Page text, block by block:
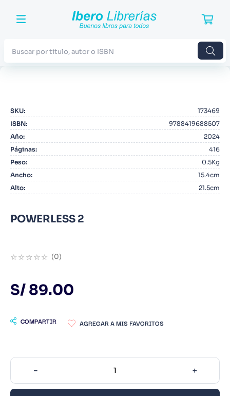
SKU:
173469
ISBN:
9788419688507
Año:
2024
Páginas:
416
Peso:
0.5Kg
Ancho:
15.4cm
Alto: 21.5cm
POWERLESS 2
☆☆☆☆☆ (0)
S/ 89.00
COMPARTIR
＋
－
2. Blue Lock
3.
4. Odisea
5. Manga
6.
8
Noches Blancas
10. Warhammer